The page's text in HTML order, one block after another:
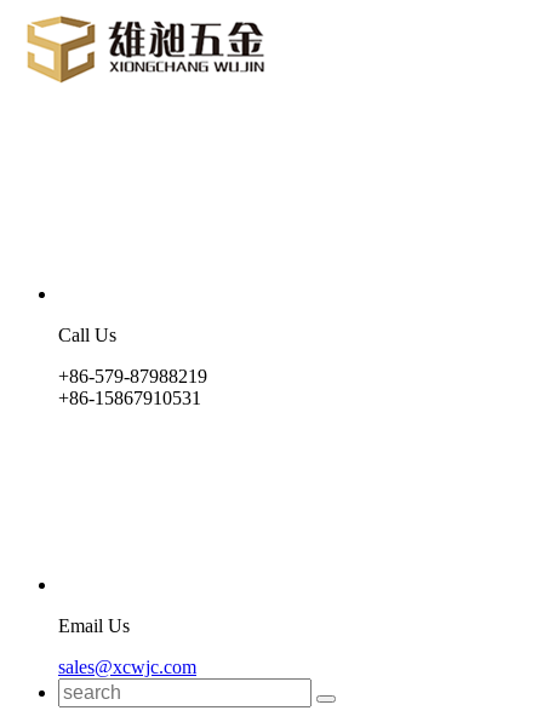
Call Us
+86-579-87988219
+86-15867910531
Email Us
sales@xcwjc.com